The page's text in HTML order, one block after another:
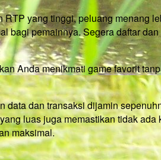
yang tinggi, peluang menang
bagi pemainnya. Segera daftar
Anda menikmati game favorit
data dan transaksi dijamin
luas juga memastikan tidak
maksimal.